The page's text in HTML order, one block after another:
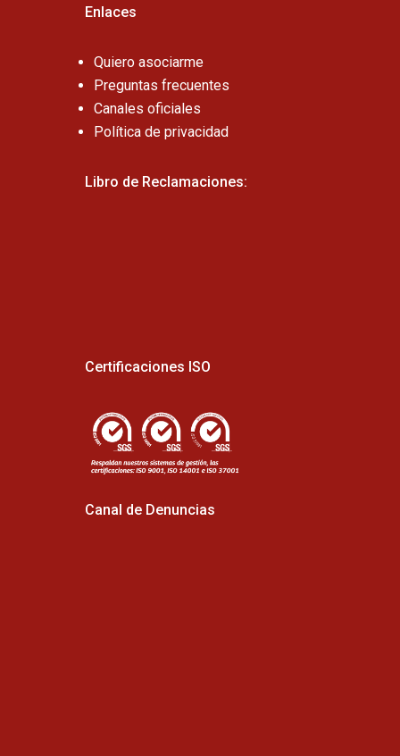
Enlaces
Quiero asociarme
Preguntas frecuentes
Canales oficiales
Política de privacidad
Libro de Reclamaciones:
Certificaciones ISO
Canal de Denuncias